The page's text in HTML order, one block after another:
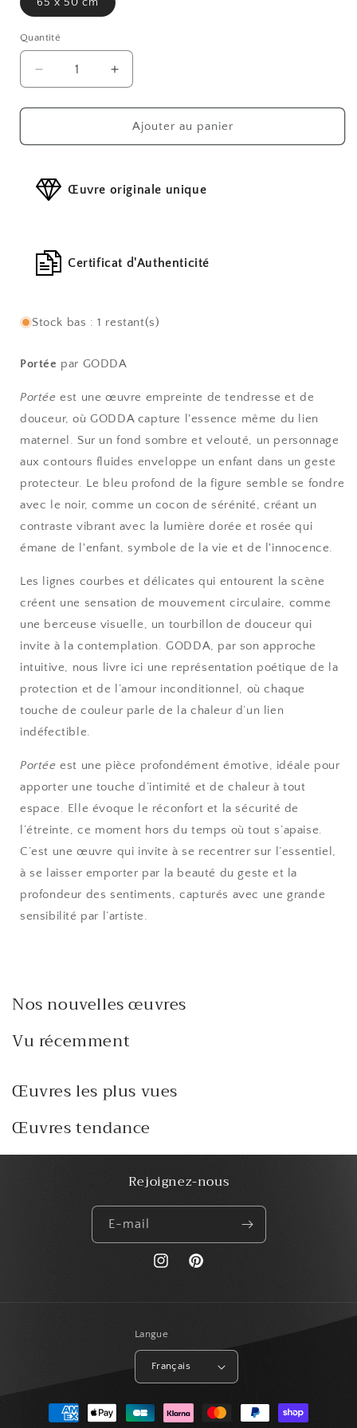
65 x 50 cm
Quantité
Réduire
la
quantité
Portée
Augmenter
la
quantité
Portée
Ajouter au panier
Œuvre originale unique
Certificat d'Authenticité
Stock bas : 1 restant(s)
Portée par GODDA
Portée est une œuvre empreinte de tendresse et de
douceur, où GODDA capture l'essence même du lien
maternel. Sur un fond sombre et velouté, un personnage
aux contours fluides enveloppe un enfant dans un geste
protecteur. Le bleu profond de la figure semble se fondre
avec le noir, comme un cocon de sérénité, créant un
contraste vibrant avec la lumière dorée et rosée qui
émane de l'enfant, symbole de la vie et de l'innocence.
Les lignes courbes et délicates qui entourent la scène
créent une sensation de mouvement circulaire, comme
une berceuse visuelle, un tourbillon de douceur qui
invite à la contemplation. GODDA, par son approche
intuitive, nous livre ici une représentation poétique de la
protection et de l’amour inconditionnel, où chaque
touche de couleur parle de la chaleur d’un lien
indéfectible.
Portée est une pièce profondément émotive, idéale pour
apporter une touche d’intimité et de chaleur à tout
espace. Elle évoque le réconfort et la sécurité de
l’étreinte, ce moment hors du temps où tout s’apaise.
C’est une œuvre qui invite à se recentrer sur l’essentiel,
à se laisser emporter par la beauté du geste et la
profondeur des sentiments, capturés avec une grande
sensibilité par l’artiste.
Nos nouvelles œuvres
Vu récemment
Œuvres les plus vues
Œuvres tendance
Rejoignez-nous
E-mail
https://www.instagram.com/
Pinterest
Langue
Français
Moyens